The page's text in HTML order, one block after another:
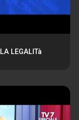
LEGALITà